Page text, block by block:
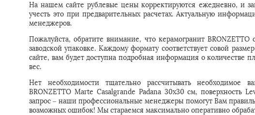
На нашем сайте рублевые цены корректируются ежедневно, и
учесть это при предварительных расчетах. Актуальную
менеджеров.
Пожалуйста, обратите внимание, что керамогранит
заводской упаковке. Каждому формату соответствует совой
сайте, вам будет доступна подробная информация о количестве
вес.
Нет необходимости тщательно рассчитывать необходимое
BRONZETTO Marte Casalgrande Padana 30x30 см, поверхность
запрос – наши профессиональные менеджеры помогут Вам
возможных ошибок! Мы стараемся максимально оперативно